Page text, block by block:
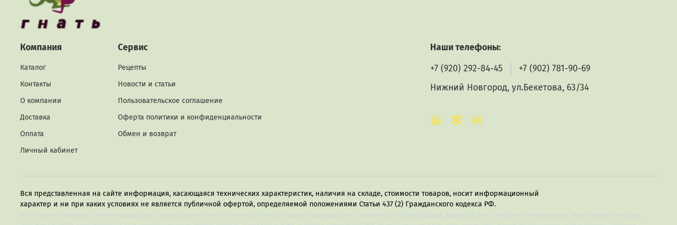
Компания
Каталог
Контакты
О компании
Доставка
Оплата
Личный кабинет
Сервис
Рецепты
Новости и статьи
Пользовательское соглашение
Оферта политики и конфиденциальности
Обмен и возврат
Наши телефоны:
+7 (920) 292-84-45
+7 (902) 781-90-69
Нижний Новгород, ул.Бекетова, 63/34
Вся представленная на сайте информация, касающаяся технических характеристик, наличия на складе, стоимости товаров, носит информационный
характер и ни при каких условиях не является публичной офертой, определяемой положениями Статьи 437 (2) Гражданского кодекса РФ.